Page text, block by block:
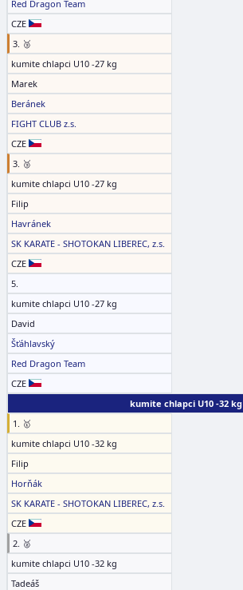
Red Dragon Team
CZE
3. 🥉
kumite chlapci U10 -27 kg
Marek
Beránek
FIGHT CLUB z.s.
CZE
3. 🥉
kumite chlapci U10 -27 kg
Filip
Havránek
SK KARATE - SHOTOKAN LIBEREC, z.s.
CZE
5.
kumite chlapci U10 -27 kg
David
Šťáhlavský
Red Dragon Team
CZE
kumite chlapci U10 -32 kg
1. 🥇
kumite chlapci U10 -32 kg
Filip
Horňák
SK KARATE - SHOTOKAN LIBEREC, z.s.
CZE
2. 🥈
kumite chlapci U10 -32 kg
Tadeáš